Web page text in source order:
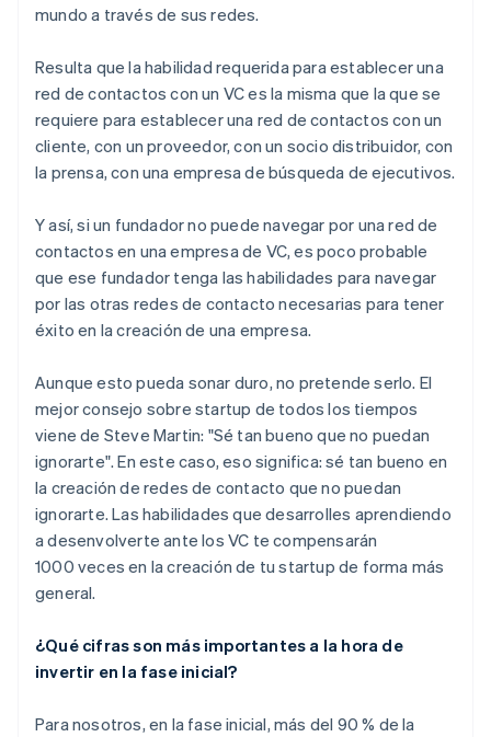
mundo a través de sus redes.
Resulta que la habilidad requerida para establecer una
red de contactos con un VC es la misma que la que se
requiere para establecer una red de contactos con un
cliente, con un proveedor, con un socio distribuidor, con
la prensa, con una empresa de búsqueda de ejecutivos.
Y así, si un fundador no puede navegar por una red de
contactos en una empresa de VC, es poco probable
que ese fundador tenga las habilidades para navegar
por las otras redes de contacto necesarias para tener
éxito en la creación de una empresa.
Aunque esto pueda sonar duro, no pretende serlo. El
mejor consejo sobre startup de todos los tiempos
viene de Steve Martin: "Sé tan bueno que no puedan
ignorarte". En este caso, eso significa: sé tan bueno en
la creación de redes de contacto que no puedan
ignorarte. Las habilidades que desarrolles aprendiendo
a desenvolverte ante los VC te compensarán
1000 veces en la creación de tu startup de forma más
general.
¿Qué cifras son más importantes a la hora de
invertir en la fase inicial?
Para nosotros, en la fase inicial, más del 90 % de la